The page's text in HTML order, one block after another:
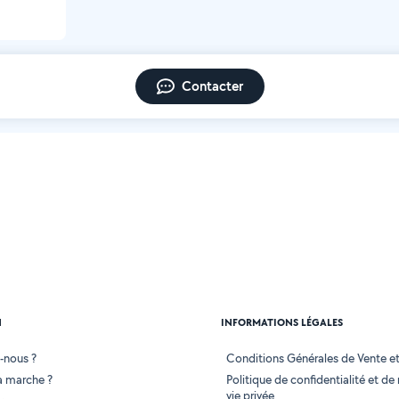
Contacter
?
?
INFORMATIONS LÉGALES
Conditions Générales de Vente
Politique de confidentialité et de
vie privée